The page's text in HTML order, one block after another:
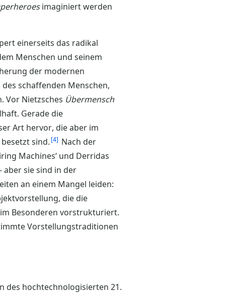
imaginiert werden
einerseits das radikal
Menschen und seinem
der modernen
schaffenden Menschen,
Vor Nietzsches Übermensch
Gerade die
Art hervor, die aber im
sind. 4
Nach der
Machines‘ und Derridas
aber sie sind in der
an einem Mangel leiden:
die die
Besonderen vorstrukturiert.
Vorstellungstraditionen
des hochtechnologisierten 21.